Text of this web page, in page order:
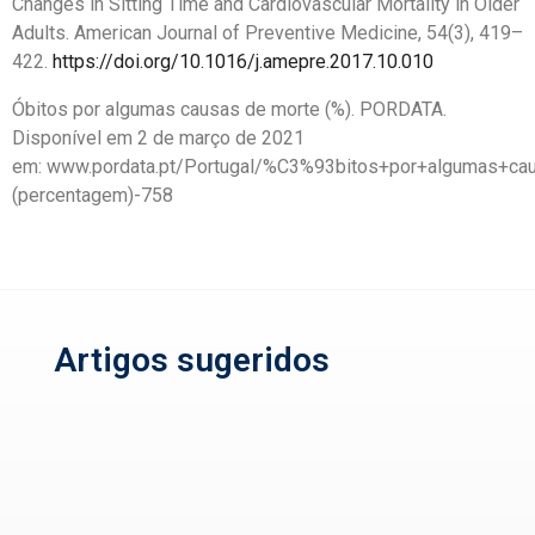
Adults. American Journal of Preventive Medicine, 54(3), 419–
422. https://doi.org/10.1016/j.amepre.2017.10.010
Óbitos por algumas causas de morte (%). PORDATA.
Disponível em 2 de março de 2021
em: www.pordata.pt/Portugal/
(percentagem)-758
Artigos sugeridos